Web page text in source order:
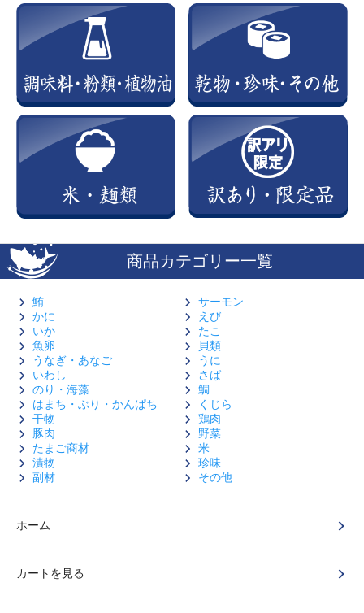
商品カテゴリー一覧
鮪
サーモン
かに
えび
いか
たこ
魚卵
貝類
うなぎ・あなご
うに
いわし
さば
のり・海藻
鯛
はまち・ぶり・かんぱち
くじら
干物
鶏肉
豚肉
野菜
たまご商材
米
漬物
珍味
副材
その他
ホーム
カートを見る